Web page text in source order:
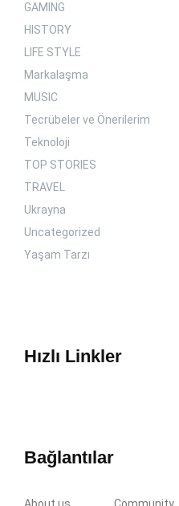
GAMING
HISTORY
LIFE STYLE
Markalaşma
MUSIC
Tecrübeler ve Önerilerim
Teknoloji
TOP STORIES
TRAVEL
Ukrayna
Uncategorized
Yaşam Tarzı
Hızlı Linkler
Bağlantılar